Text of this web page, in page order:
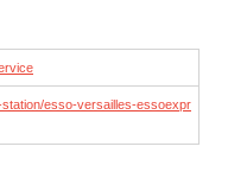
esso-versailles-essoexpr